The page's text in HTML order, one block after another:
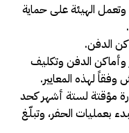
وتعمل الهيئة على حماية
وأماكن الدفن وتكليف
لهذه المعايير.
مؤقتة لستة أشهر كحد
بعمليات الحفر، وتبلّغ